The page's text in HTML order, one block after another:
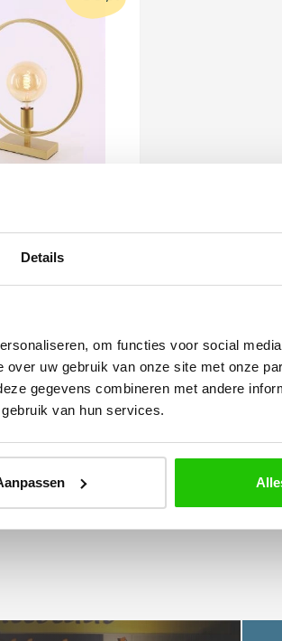
Details
om functies voor social
uw gebruik van onze site met onze
gegevens combineren met andere
van hun services.
2ringen - goud
40cm
61082
voorraad
- 12 werkdagen